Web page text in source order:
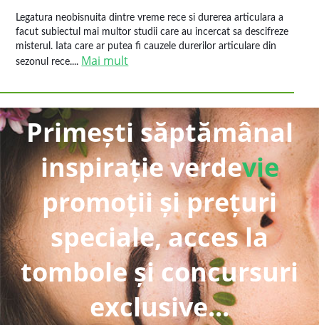
Legatura neobisnuita dintre vreme rece si durerea articulara a
facut subiectul mai multor studii care au incercat sa descifreze
misterul. Iata care ar putea fi cauzele durerilor articulare din
sezonul rece.... Mai mult
Primești săptămânal
inspirație verdevie
promoții și prețuri
speciale, acces la
tombole și concursuri
exclusive...